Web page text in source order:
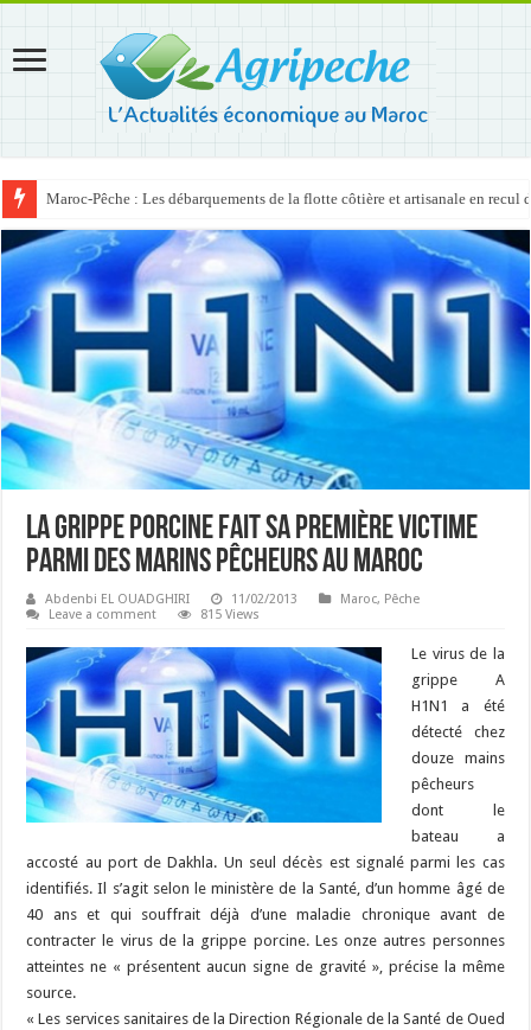
Maroc-Pêche : Les débarquements de la flotte côtière et artisanale en recul
La grippe porcine fait sa première victime
parmi des marins pêcheurs au Maroc
Abdenbi EL OUADGHIRI 11/02/2013 Maroc, Pêche
Leave a comment
815 Views
Le virus de la
grippe A
H1N1 a été
détecté chez
douze mains
pêcheurs
dont le
bateau a
accosté au port de Dakhla. Un seul décès est signalé parmi les cas
identifiés. Il s’agit selon le ministère de la Santé, d’un homme âgé de
40 ans et qui souffrait déjà d’une maladie chronique avant de
contracter le virus de la grippe porcine. Les onze autres personnes
atteintes ne « présentent aucun signe de gravité », précise la même
source.
« Les services sanitaires de la Direction Régionale de la Santé de Oued